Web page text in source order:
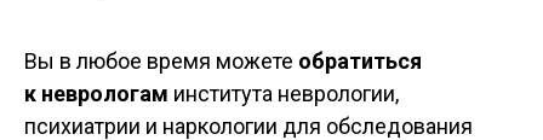
Вы в любое время можете обратиться
к неврологам института неврологии,
психиатрии и наркологии для обследования